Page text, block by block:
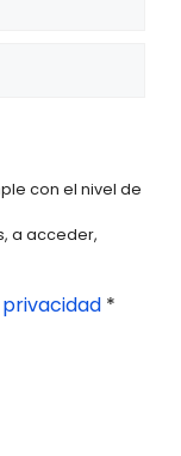
con el nivel de
a acceder,
*